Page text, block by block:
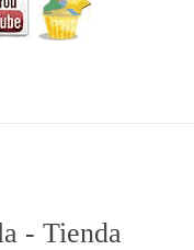
- Tienda